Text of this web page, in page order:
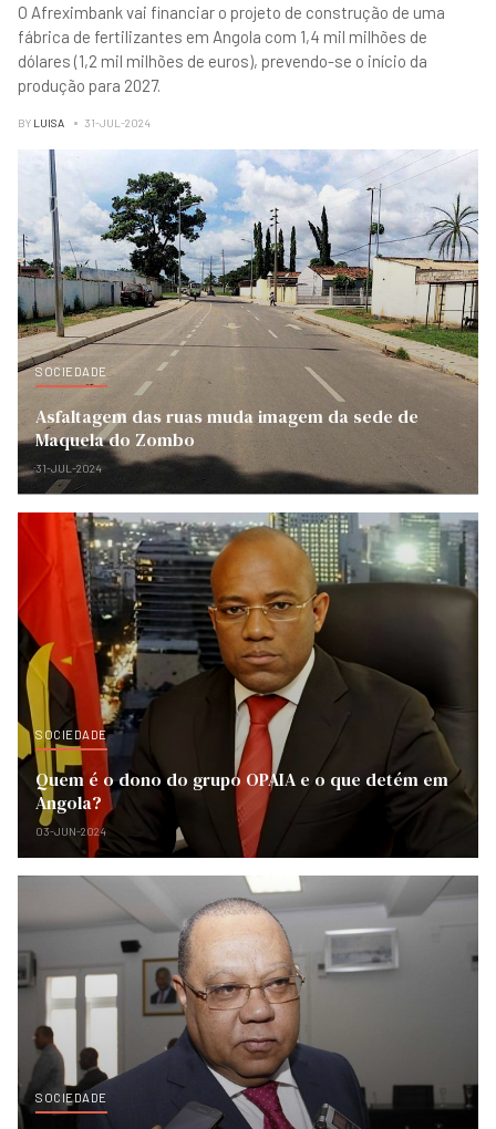
O Afreximbank vai financiar o projeto de construção de uma
fábrica de fertilizantes em Angola com 1,4 mil milhões de
dólares (1,2 mil milhões de euros), prevendo-se o início da
produção para 2027.
BY LUISA 31-JUL-2024
SOCIEDADE
Asfaltagem das ruas muda imagem da sede de
Maquela do Zombo
31-JUL-2024
SOCIEDADE
Quem é o dono do grupo OPAIA e o que detém em
Angola?
03-JUN-2024
SOCIEDADE